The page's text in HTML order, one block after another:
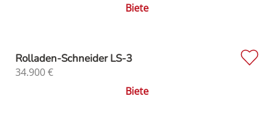
Biete
Rolladen-Schneider LS-3
34.900€
Biete